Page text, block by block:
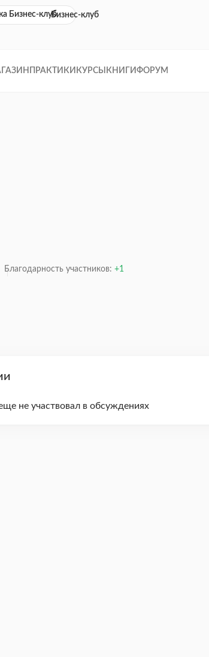
Бизнес-клуб
ПРАКТИКИ КУРСЫ КНИГИ ФОРУМ
Благодарность участников: 1
не участвовал в обсуждениях